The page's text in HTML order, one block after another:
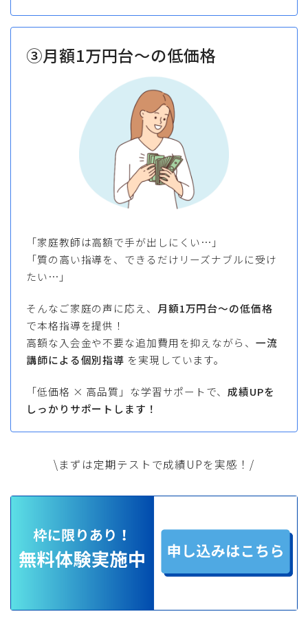
③月額1万円台～の低価格
「家庭教師は高額で手が出しにくい…」
「質の高い指導を、できるだけリーズナブルに受け
たい…」
そんなご家庭の声に応え、 月額1万円台～の低価格
で本格指導を提供！
高額な入会金や不要な追加費用を抑えながら、 一流
講師による個別指導 を実現しています。
「低価格 × 高品質」な学習サポートで、 成績UPを
しっかりサポートします！
\まずは定期テストで成績UPを実感！/